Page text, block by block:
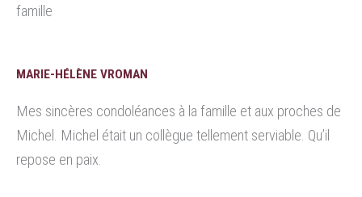
famille
MARIE-HÉLÈNE VROMAN
Mes sincères condoléances à la famille et aux proches de
Michel. Michel était un collègue tellement serviable. Qu’il
repose en paix.